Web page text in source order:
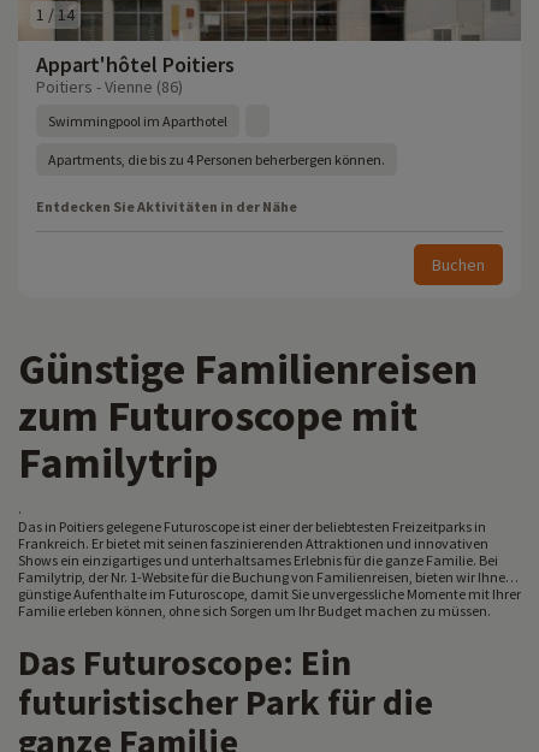
1 /14
Appart'hôtel Poitiers
Poitiers - Vienne (86)
Swimmingpool im Aparthotel
Apartments, die bis zu 4 Personen beherbergen können.
Entdecken Sie Aktivitäten in der Nähe
Buchen
Günstige Familienreisen
zum Futuroscope mit
Familytrip
.
Das in Poitiers gelegene Futuroscope ist einer der beliebtesten Freizeitparks in
Frankreich. Er bietet mit seinen faszinierenden Attraktionen und innovativen
Shows ein einzigartiges und unterhaltsames Erlebnis für die ganze Familie. Bei
Familytrip, der Nr. 1-Website für die Buchung von Familienreisen, bieten wir Ihnen
günstige Aufenthalte im Futuroscope, damit Sie unvergessliche Momente mit Ihrer
Familie erleben können, ohne sich Sorgen um Ihr Budget machen zu müssen.
.
Das Futuroscope: Ein
futuristischer Park für die
ganze Familie